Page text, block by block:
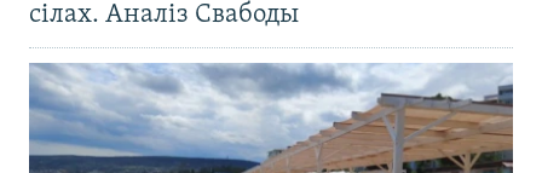
сілах. Аналіз Свабоды